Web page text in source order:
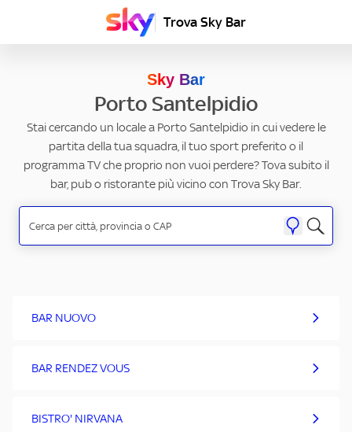
Trova Sky Bar
Sky Bar
Porto Santelpidio
Stai cercando un locale a Porto Santelpidio in cui vedere le
partita della tua squadra, il tuo sport preferito o il
programma TV che proprio non vuoi perdere? Tova subito il
bar, pub o ristorante più vicino con Trova Sky Bar.
BAR NUOVO
BAR RENDEZ VOUS
BISTRO' NIRVANA